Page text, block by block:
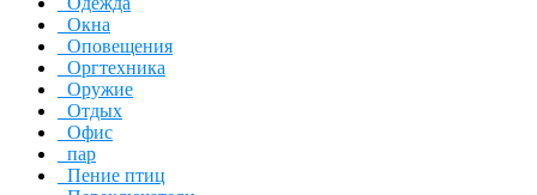
Окна
Оповещения
Оргтехника
Оружие
Отдых
Офис
пар
Пение птиц